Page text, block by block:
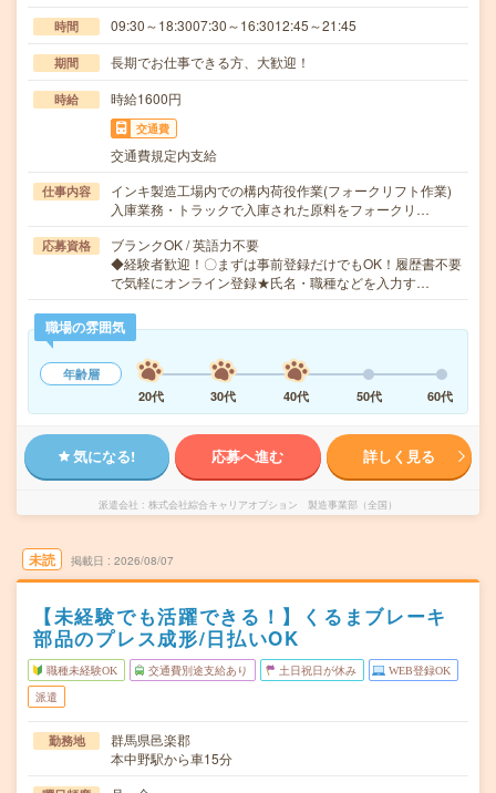
時間 09:30～18:3007:30～16:3012:45～21:45
期間 長期でお仕事できる方、大歓迎！
時給 時給1600円
交通費
交通費規定内支給
仕事内容
インキ製造工場内での構内荷役作業(フォークリフト作業)
入庫業務・トラックで入庫された原料をフォークリ…
応募資格
ブランクOK / 英語力不要
◆経験者歓迎！〇まずは事前登録だけでもOK！履歴書不要
で気軽にオンライン登録★氏名・職種などを入力す…
職場の雰囲気
年齢層
20代
30代 40代 50代 60代
気になる! 応募へ進む 詳しく見る
派遣会社 株式会社綜合キャリアオプション 製造事業部（全国）
未読 掲載日 2026/08/07
【未経験でも活躍できる！】くるまブレーキ
部品のプレス成形/日払いOK
職種未経験OK 交通費別途支給あり 土日祝日が休み WEB登録OK
派遣
勤務地
群馬県邑楽郡
本中野駅から車15分